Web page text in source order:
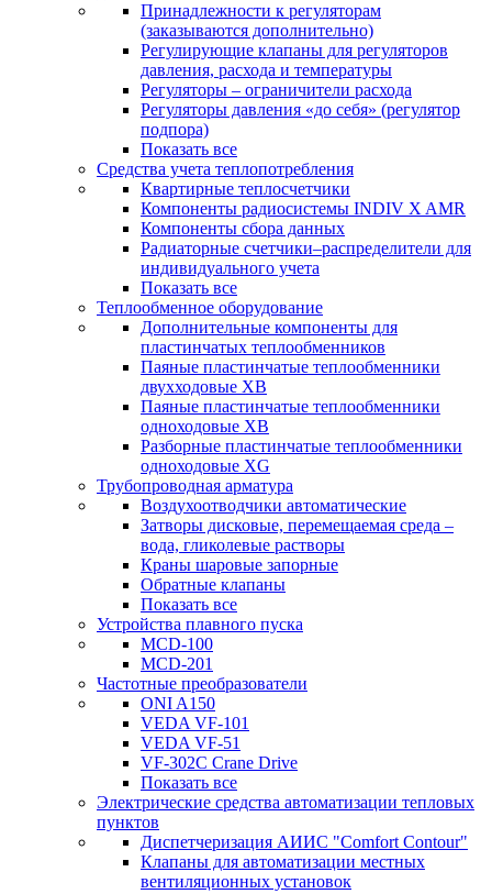
Принадлежности к регуляторам
(заказываются дополнительно)
Регулирующие клапаны для регуляторов
давления, расхода и температуры
Регуляторы – ограничители расхода
Регуляторы давления «до себя» (регулятор
подпора)
Показать все
Средства учета теплопотребления
Квартирные теплосчетчики
Компоненты радиосистемы INDIV X AMR
Компоненты сбора данных
Радиаторные счетчики–распределители для
индивидуального учета
Показать все
Теплообменное оборудование
Дополнительные компоненты для
пластинчатых теплообменников
Паяные пластинчатые теплообменники
двухходовые XB
Паяные пластинчатые теплообменники
одноходовые ХВ
Разборные пластинчатые теплообменники
одноходовые ХG
Трубопроводная арматура
Воздухоотводчики автоматические
Затворы дисковые, перемещаемая среда –
вода, гликолевые растворы
Краны шаровые запорные
Обратные клапаны
Показать все
Устройства плавного пуска
MCD-100
MCD-201
Частотные преобразователи
ONI A150
VEDA VF-101
VEDA VF-51
VF-302C Crane Drive
Показать все
Электрические средства автоматизации тепловых
пунктов
Диспетчеризация АИИС "Comfort Contour"
Клапаны для автоматизации местных
вентиляционных установок